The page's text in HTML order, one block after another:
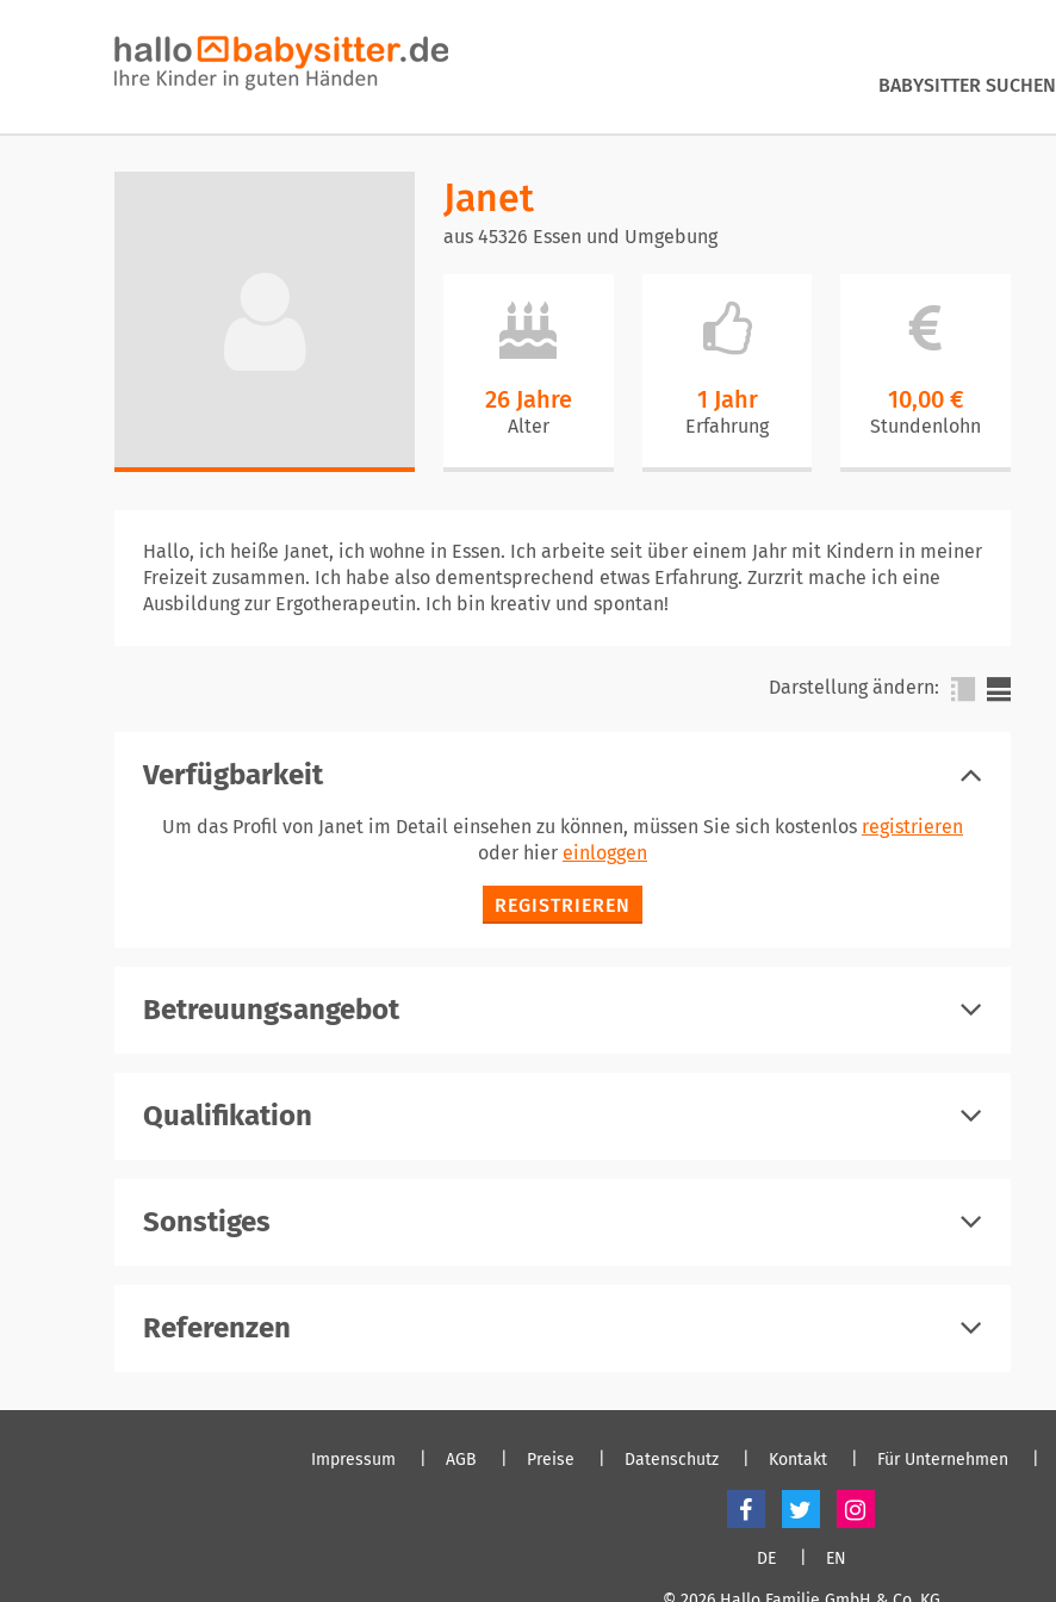
BABYSITTER SUCHEN
Janet
aus 45326 Essen und Umgebung
26 Jahre
Alter
1 Jahr
Erfahrung
10,00 €
Stundenlohn
Hallo, ich heiße Janet, ich wohne in Essen. Ich arbeite seit über einem Jahr mit Kindern in meiner
Freizeit zusammen. Ich habe also dementsprechend etwas Erfahrung. Zurzrit mache ich eine
Ausbildung zur Ergotherapeutin. Ich bin kreativ und spontan!
Darstellung ändern:
Verfügbarkeit
Um das Profil von Janet im Detail einsehen zu können, müssen Sie sich kostenlos registrieren
oder hier einloggen
REGISTRIEREN
Betreuungsangebot
Qualifikation
Sonstiges
Referenzen
einloggen
Impressum AGB Preise Datenschutz Kontakt Für Unternehmen
DE EN